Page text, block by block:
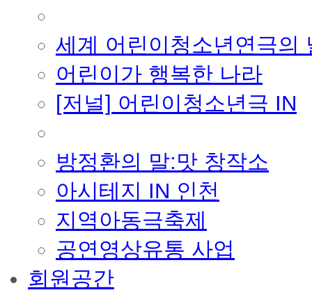
세계 어린이청소년연극의
어린이가 행복한 나라
[저널] 어린이청소년극 IN
방정환의 말:맛 창작소
아시테지 IN 인천
지역아동극축제
공연영상유통 사업
회원공간